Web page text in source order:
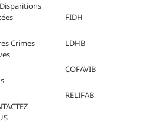
Crimes
FIDH
LDHB
COFAVIB
RELIFAB